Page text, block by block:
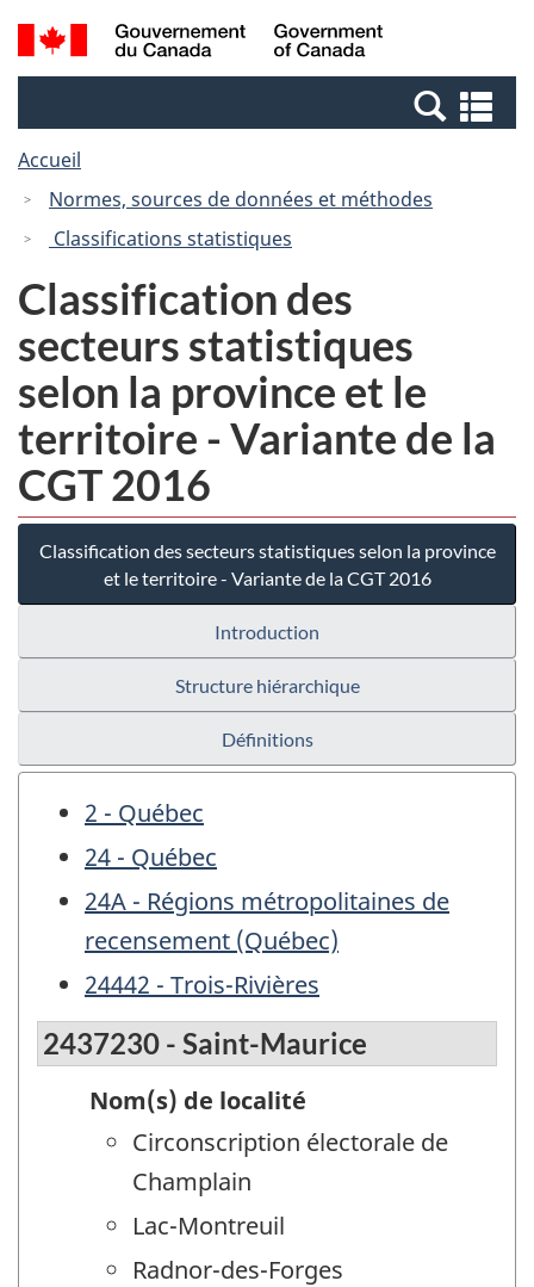
Passer
au
Passer
à
Canada
Recherche
et
et
Accueil
Normes, sources de données et méthodes
Classifications statistiques
Classification des
secteurs statistiques
selon la province et le
territoire - Variante de la
CGT 2016
Classification des secteurs statistiques selon la province
et le territoire - Variante de la CGT 2016
Introduction
Structure hiérarchique
Définitions
2 - Québec
24 - Québec
24A - Régions métropolitaines de
recensement (Québec)
24442 - Trois-Rivières
2437230 - Saint-Maurice
Nom(s) de localité
Circonscription électorale de
Champlain
Lac-Montreuil
Radnor-des-Forges